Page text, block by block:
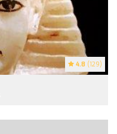
4.8 (129)